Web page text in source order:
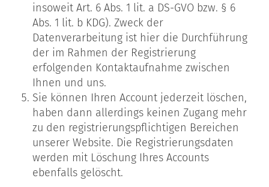
insoweit Art. 6 Abs. 1 lit. a DS-GVO bzw. § 6
Abs. 1 lit. b KDG). Zweck der
Datenverarbeitung ist hier die Durchführung
der im Rahmen der Registrierung
erfolgenden Kontaktaufnahme zwischen
Ihnen und uns.
Sie können Ihren Account jederzeit löschen,
haben dann allerdings keinen Zugang mehr
zu den registrierungspflichtigen Bereichen
unserer Website. Die Registrierungsdaten
werden mit Löschung Ihres Accounts
ebenfalls gelöscht.